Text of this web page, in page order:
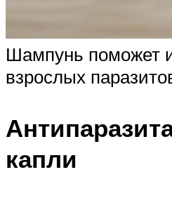
Шампунь поможет
взрослых
капли